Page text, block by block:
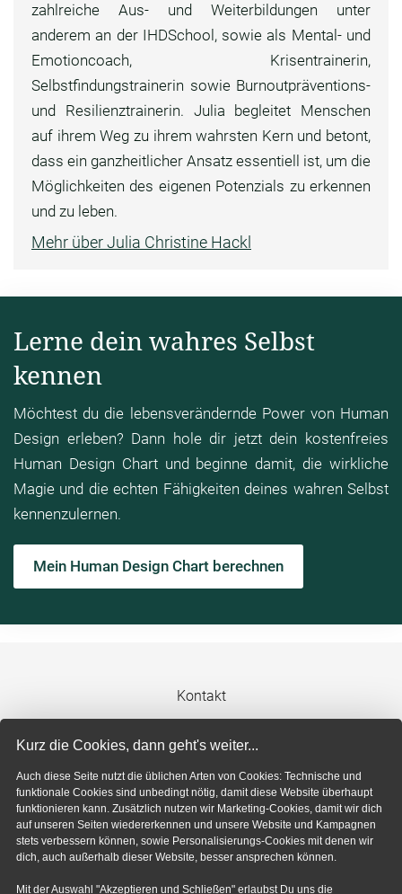
Kurz die Cookies, dann geht's weiter...
Auch diese Seite nutzt die üblichen Arten von Cookies: Technische und
funktionale Cookies sind unbedingt nötig, damit diese Website überhaupt
funktionieren kann. Zusätzlich nutzen wir Marketing-Cookies, damit wir dich
auf unseren Seiten wiedererkennen und unsere Website und Kampagnen
stets verbessern können, sowie Personalisierungs-Cookies mit denen wir
dich, auch außerhalb dieser Website, besser ansprechen können.
Mit der Auswahl "Akzeptieren und Schließen" erlaubst Du uns die
zahlreiche Aus- und Weiterbildungen unter
anderem an der IHDSchool, sowie als Mental- und
Emotioncoach, Krisentrainerin,
Selbstfindungstrainerin sowie Burnoutpräventions-
und Resilienztrainerin. Julia begleitet Menschen
auf ihrem Weg zu ihrem wahrsten Kern und betont,
dass ein ganzheitlicher Ansatz essentiell ist, um die
Möglichkeiten des eigenen Potenzials zu erkennen
und zu leben.
Mehr über Julia Christine Hackl
Lerne dein wahres Selbst
kennen
Möchtest du die lebensverändernde Power von Human
Design erleben? Dann hole dir jetzt dein kostenfreies
Human Design Chart und beginne damit, die wirkliche
Magie und die echten Fähigkeiten deines wahren Selbst
kennenzulernen.
Mein Human Design Chart berechnen
Kontakt
Impressum
Datenschutzerklärung
Cookie-Einstellungen